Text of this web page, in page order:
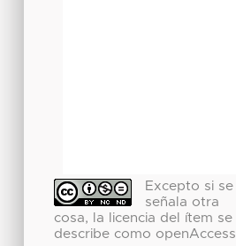
Excepto si se
señala otra
cosa, la licencia del ítem se
describe como openAccess